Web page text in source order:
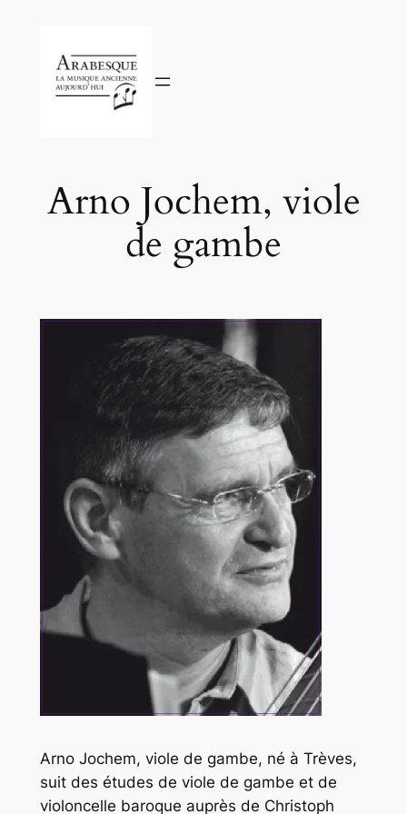
contenu
Arno Jochem, viole
de gambe
Arno Jochem, viole de gambe, né à Trèves,
suit des études de viole de gambe et de
violoncelle baroque auprès de Christoph